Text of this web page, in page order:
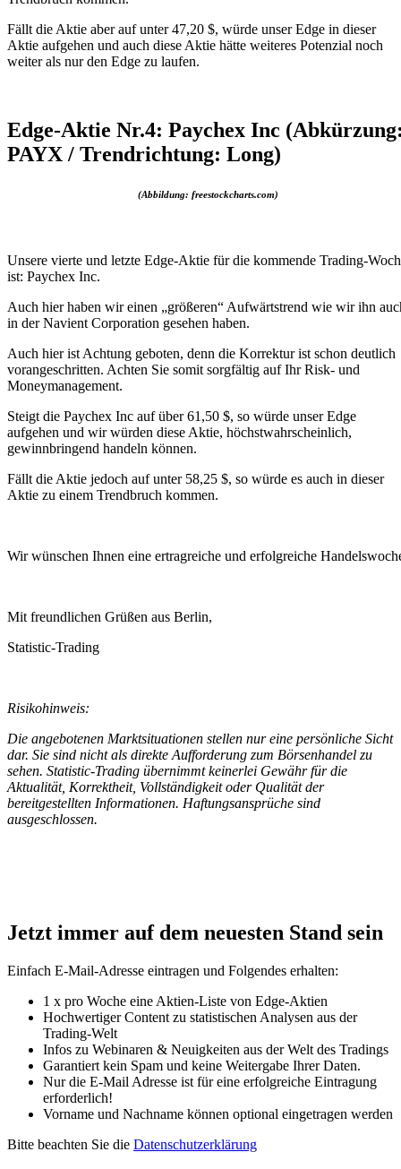
Fällt die Aktie aber auf unter 47,20 $, würde unser Edge in dieser
Aktie aufgehen und auch diese Aktie hätte weiteres Potenzial noch
weiter als nur den Edge zu laufen.
Edge-Aktie Nr.4: Paychex Inc
PAYX / Trendrichtung: Long)
(Abbildung: freestockcharts.com)
Unsere vierte und letzte Edge-Aktie für die kommende Trading-
ist: Paychex Inc.
Auch hier haben wir einen „größeren“ Aufwärtstrend wie wir ihn
in der Navient Corporation gesehen haben.
Auch hier ist Achtung geboten, denn die Korrektur ist schon deutlich
vorangeschritten. Achten Sie somit sorgfältig auf Ihr Risk- und
Moneymanagement.
Steigt die Paychex Inc auf über 61,50 $, so würde unser Edge
aufgehen und wir würden diese Aktie, höchstwahrscheinlich,
gewinnbringend handeln können.
Fällt die Aktie jedoch auf unter 58,25 $, so würde es auch in dieser
Aktie zu einem Trendbruch kommen.
Wir wünschen Ihnen eine ertragreiche und erfolgreiche
Mit freundlichen Grüßen aus Berlin,
Statistic-Trading
Risikohinweis:
Die angebotenen Marktsituationen stellen nur eine persönliche Sicht
dar. Sie sind nicht als direkte Aufforderung zum Börsenhandel zu
sehen. Statistic-Trading übernimmt keinerlei Gewähr für die
Aktualität, Korrektheit, Vollständigkeit oder Qualität der
bereitgestellten Informationen. Haftungsansprüche sind
ausgeschlossen.
Jetzt immer auf dem neuesten Stand sein
Einfach E-Mail-Adresse eintragen und Folgendes erhalten:
1 x pro Woche eine Aktien-Liste von Edge-Aktien
Hochwertiger Content zu statistischen Analysen aus der
Trading-Welt
Infos zu Webinaren & Neuigkeiten aus der Welt des Tradings
Garantiert kein Spam und keine Weitergabe Ihrer Daten.
Nur die E-Mail Adresse ist für eine erfolgreiche Eintragung
erforderlich!
Vorname und Nachname können optional eingetragen werden
Bitte beachten Sie die Datenschutzerklärung